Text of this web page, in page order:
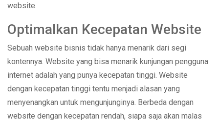
website.
Optimalkan Kecepatan Website
Sebuah website bisnis tidak hanya menarik dari segi
kontennya. Website yang bisa menarik kunjungan pengguna
internet adalah yang punya kecepatan tinggi. Website
dengan kecepatan tinggi tentu menjadi alasan yang
menyenangkan untuk mengunjunginya. Berbeda dengan
website dengan kecepatan rendah, siapa saja akan malas